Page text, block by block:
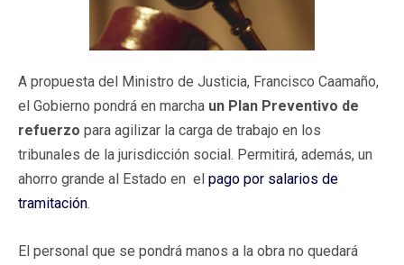
A propuesta del Ministro de Justicia, Francisco Caamaño,
el Gobierno pondrá en marcha un Plan Preventivo de
refuerzo para agilizar la carga de trabajo en los
tribunales de la jurisdicción social. Permitirá, además, un
ahorro grande al Estado en el pago por salarios de
tramitación.
El personal que se pondrá manos a la obra no quedará